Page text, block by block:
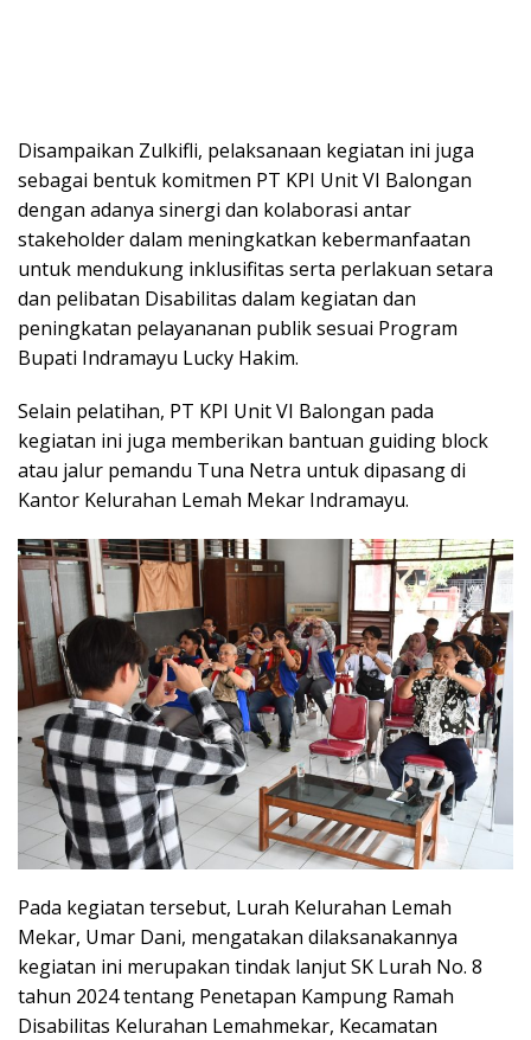
Disampaikan Zulkifli, pelaksanaan kegiatan ini juga
sebagai bentuk komitmen PT KPI Unit VI Balongan
dengan adanya sinergi dan kolaborasi antar
stakeholder dalam meningkatkan kebermanfaatan
untuk mendukung inklusifitas serta perlakuan setara
dan pelibatan Disabilitas dalam kegiatan dan
peningkatan pelayananan publik sesuai Program
Bupati Indramayu Lucky Hakim.
Selain pelatihan, PT KPI Unit VI Balongan pada
kegiatan ini juga memberikan bantuan guiding block
atau jalur pemandu Tuna Netra untuk dipasang di
Kantor Kelurahan Lemah Mekar Indramayu.
Pada kegiatan tersebut, Lurah Kelurahan Lemah
Mekar, Umar Dani, mengatakan dilaksanakannya
kegiatan ini merupakan tindak lanjut SK Lurah No. 8
tahun 2024 tentang Penetapan Kampung Ramah
Disabilitas Kelurahan Lemahmekar, Kecamatan